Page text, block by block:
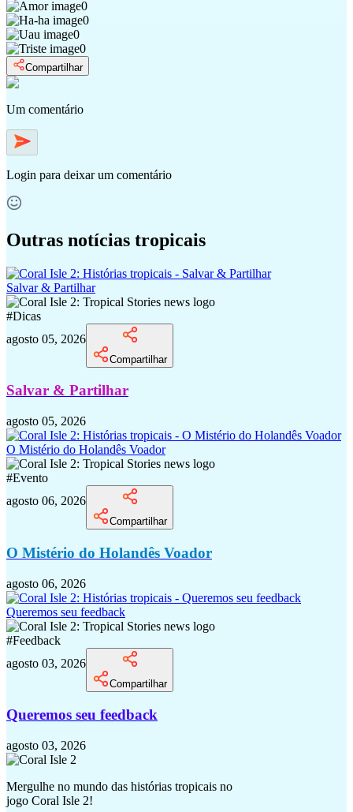
0
0
0
0
Compartilhar
Um comentário
Login para deixar um comentário
Outras notícias tropicais
Salvar & Partilhar
#Dicas
agosto 05, 2026
Compartilhar
Salvar & Partilhar
agosto 05, 2026
O Mistério do Holandês Voador
#Evento
agosto 06, 2026
Compartilhar
O Mistério do Holandês Voador
agosto 06, 2026
Queremos seu feedback
#Feedback
agosto 03, 2026
Compartilhar
Queremos seu feedback
agosto 03, 2026
Mergulhe no mundo das histórias tropicais no
jogo Coral Isle 2!